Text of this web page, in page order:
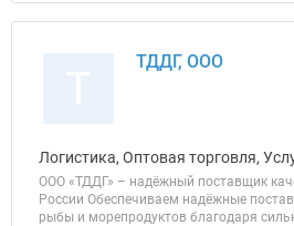
ТДДГ, ООО
Логистика, Оптовая торговля,
ООО «ТДДГ» – надёжный поставщик
России Обеспечиваем надёжные
рыбы и морепродуктов благодаря